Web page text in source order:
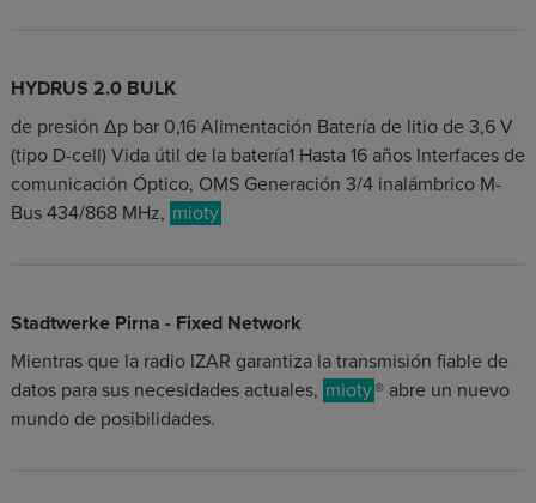
HYDRUS 2.0 BULK
de presión Δp bar 0,16 Alimentación Batería de litio de 3,6 V
(tipo D-cell) Vida útil de la batería1 Hasta 16 años Interfaces de
comunicación Óptico, OMS Generación 3/4 inalámbrico M-
Bus 434/868 MHz, mioty
Stadtwerke Pirna - Fixed Network
Mientras que la radio IZAR garantiza la transmisión fiable de
datos para sus necesidades actuales, mioty® abre un nuevo
mundo de posibilidades.